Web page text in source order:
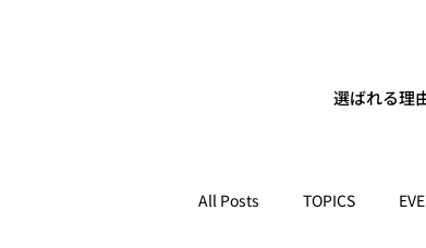
選ばれる理
All Posts TOPICS